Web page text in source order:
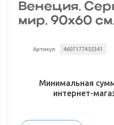
Венеция.
мир. 90х60
Артикул 4607177455341
Минимальная
интернет-